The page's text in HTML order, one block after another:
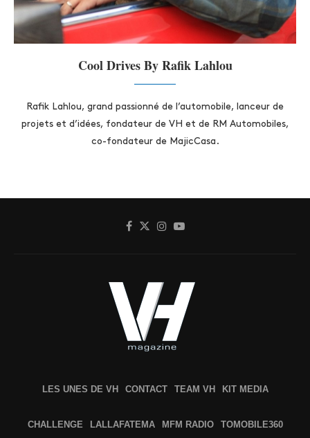
Cool Drives By Rafik Lahlou
Rafik Lahlou, grand passionné de l’automobile, lanceur de
projets et d’idées, fondateur de VH et de RM Automobiles,
co-fondateur de MajicCasa.
LES UNES DE VH CONTACT TEAM VH KIT MEDIA
CHALLENGE LALLAFATEMA MFM RADIO TOMOBILE360